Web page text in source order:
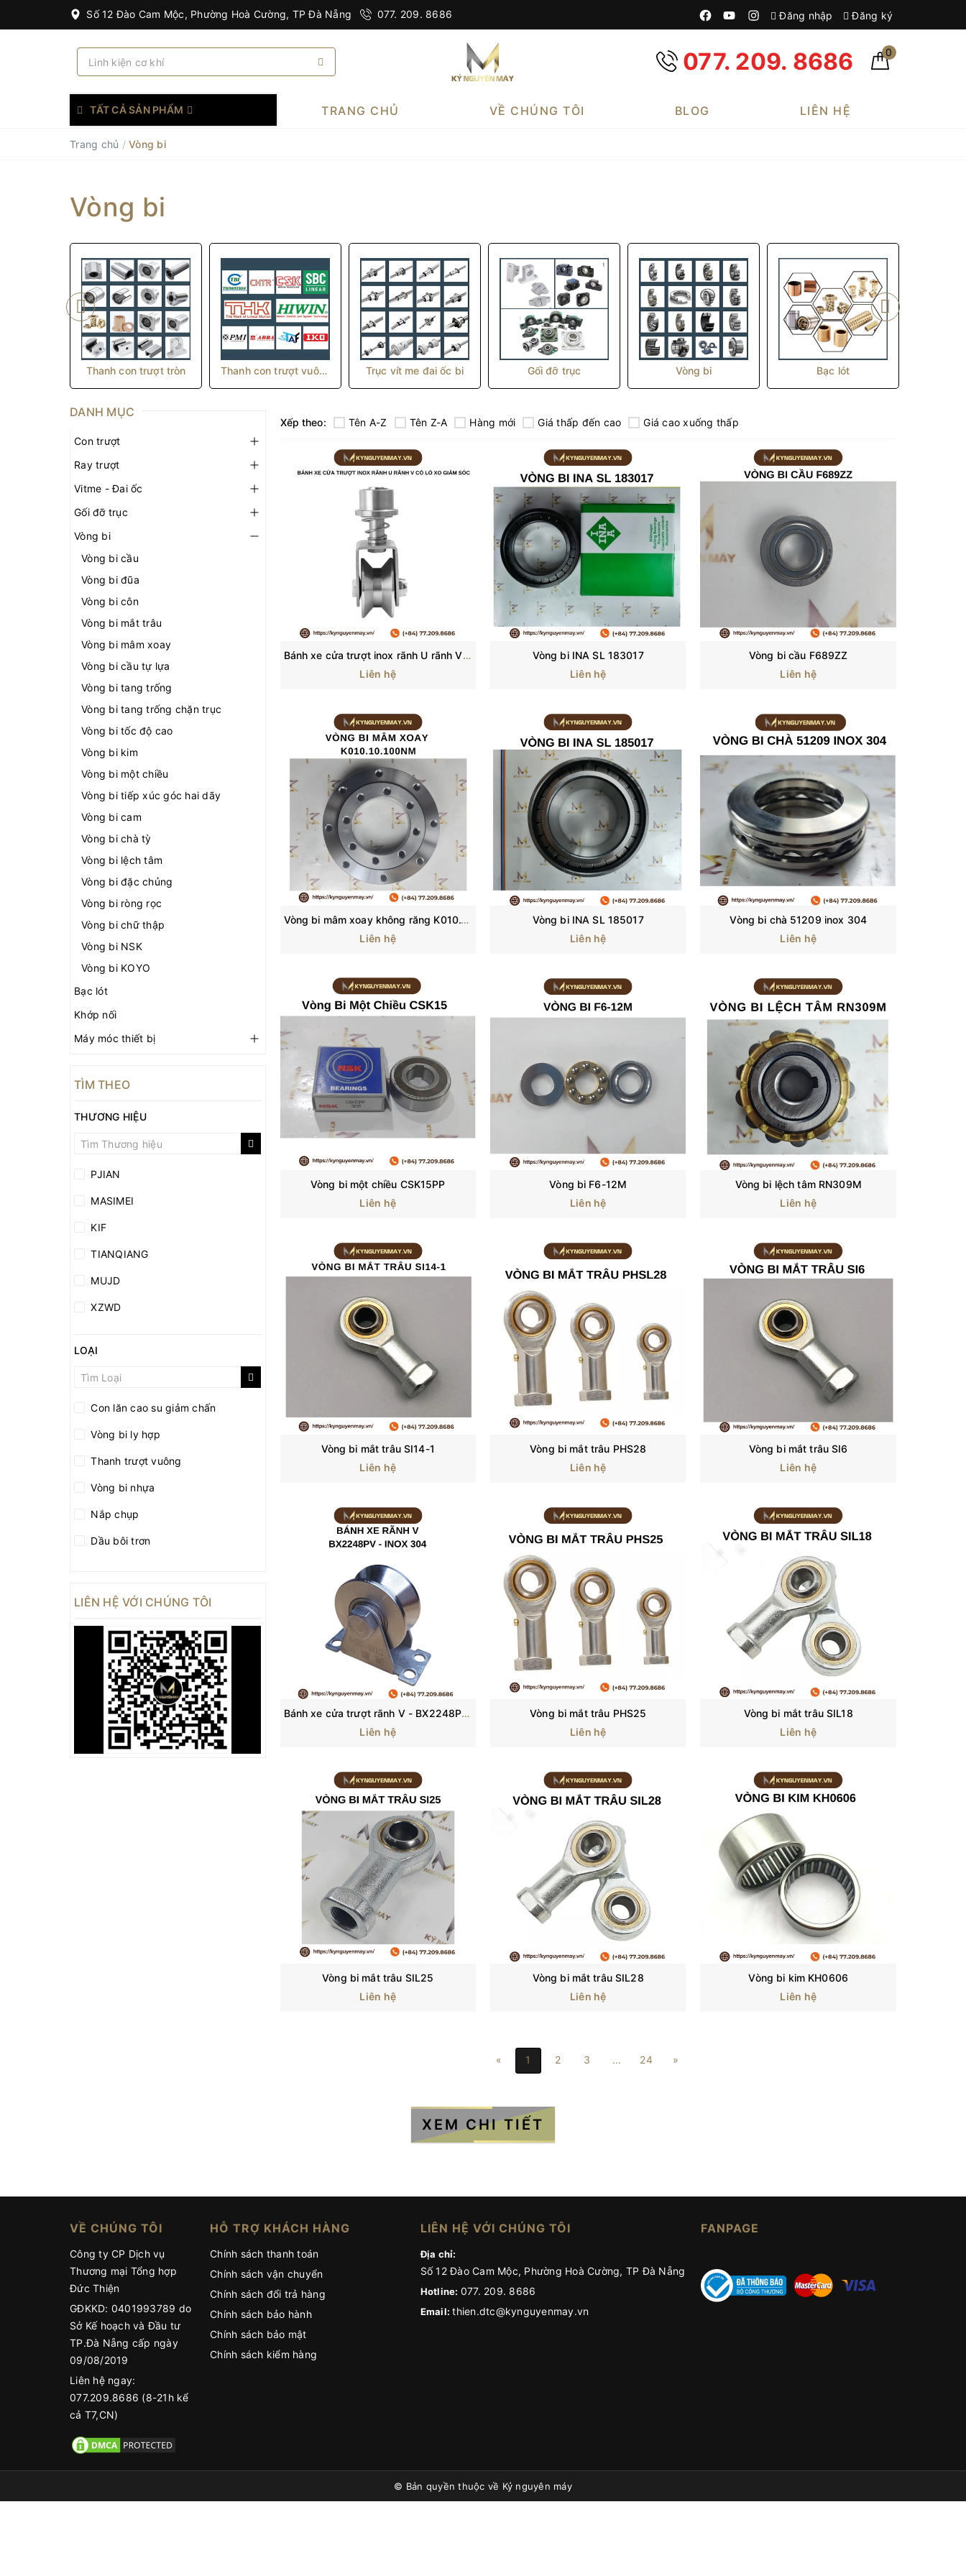
Số 12 Đào Cam Mộc, Phường Hoà Cường, TP Đà Nẵng 077. 209. 8686 Đăng nhập Đăng ký
077. 209. 8686 0
TẤT CẢ SẢN PHẨM TRANG CHỦ VỀ CHÚNG TÔI BLOG LIÊN HỆ
Trang chủ / Vòng bi
Vòng bi
Thanh con trượt tròn Thanh con trượt vuông Trục vít me đai ốc bi Gối đỡ trục Vòng bi Bạc lót
Xếp theo: Tên A-Z Tên Z-A Hàng mới Giá thấp đến cao Giá cao xuống thấp
Bánh xe cửa trượt inox rãnh U rãnh V có lò xo giảm sóc
Liên hệ
Vòng bi INA SL 183017
Liên hệ
Vòng bi cầu F689ZZ
Liên hệ
Vòng bi mâm xoay không răng K010.10.100NM
Liên hệ
Vòng bi INA SL 185017
Liên hệ
Vòng bi chà 51209 inox 304
Liên hệ
Vòng bi một chiều CSK15PP
Liên hệ
Vòng bi F6-12M
Liên hệ
Vòng bi lệch tâm RN309M
Liên hệ
Vòng bi mắt trâu SI14-1
Liên hệ
Vòng bi mắt trâu PHS28
Liên hệ
Vòng bi mắt trâu SI6
Liên hệ
Bánh xe cửa trượt rãnh V - BX2248PV - INOX 304
Liên hệ
Vòng bi mắt trâu PHS25
Liên hệ
Vòng bi mắt trâu SIL18
Liên hệ
Vòng bi mắt trâu SIL25
Liên hệ
Vòng bi mắt trâu SIL28
Liên hệ
Vòng bi kim KH0606
Liên hệ
« 1 2 3 ... 24 »
DANH MỤC
Con trượt
Ray trượt
Vitme - Đai ốc
Gối đỡ trục
Vòng bi
Vòng bi cầu
Vòng bi đũa
Vòng bi côn
Vòng bi mắt trâu
Vòng bi mâm xoay
Vòng bi cầu tự lựa
Vòng bi tang trống
Vòng bi tang trống chặn trục
Vòng bi tốc độ cao
Vòng bi kim
Vòng bi một chiều
Vòng bi tiếp xúc góc hai dãy
Vòng bi cam
Vòng bi chà tỳ
Vòng bi lệch tâm
Vòng bi đặc chủng
Vòng bi ròng rọc
Vòng bi chữ thập
Vòng bi NSK
Vòng bi KOYO
Bạc lót
Khớp nối
Máy móc thiết bị
TÌM THEO
THƯƠNG HIỆU
PJIAN
MASIMEI
KIF
TIANQIANG
MUJD
XZWD
TRANS
MISUMI
GUANLIN
SANYO DENKI
BARDEN
IKO
HXB
DYZV
JCB
INA
FBJ
THT
LOẠI
Con lăn cao su giảm chấn
Vòng bi ly hợp
Thanh trượt vuông
Vòng bi nhựa
Nắp chụp
Dầu bôi trơn
Vòng bi chữ thập
Vòng bi rãnh U hoặc V
Vòng bi cam
Vòng bi tiếp xúc góc hai dãy
Vòng bi mắt trâu
Vòng bi kim
LIÊN HỆ VỚI CHÚNG TÔI
vòng bi bạc đạn được sử dụng rộng rãi và thông dụng trong rất nhiều các loại máy móc, thiết bị và đa dạng các ngành nghề khác nhau như: phương tiện giao thông,
máy móc công nghiệp, nông nghiệp, thiết bị khoa học,... Vậy thì bạc đạn vòng bi là gì? Thành phần cấu tạo của nó như nào? Hãy cùng
XEM CHI TIẾT
VỀ CHÚNG TÔI
Công ty CP Dịch vụ
Thương mại Tổng hợp
Đức Thiện
GĐKKD: 0401993789 do
Sở Kế hoạch và Đầu tư
TP.Đà Nẵng cấp ngày
09/08/2019
Liên hệ ngay:
077.209.8686 (8-21h kể
cả T7,CN)
HỖ TRỢ KHÁCH HÀNG
Chính sách thanh toán
Chính sách vận chuyển
Chính sách đổi trả hàng
Chính sách bảo hành
Chính sách bảo mật
Chính sách kiểm hàng
LIÊN HỆ VỚI CHÚNG TÔI
Địa chỉ:
Số 12 Đào Cam Mộc, Phường Hoà Cường, TP Đà Nẵng
Hotline: 077. 209. 8686
Email:thien.dtc@kynguyenmay.vn
FANPAGE
© Bản quyền thuộc về Kỷ nguyên máy